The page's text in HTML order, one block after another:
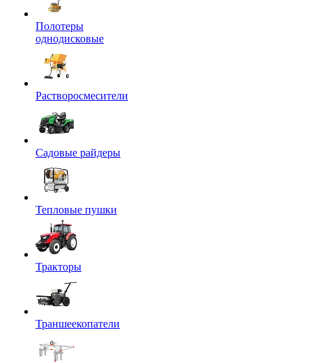
Полотеры
однодисковые
Растворосмесители
Садовые райдеры
Тепловые пушки
Тракторы
Траншеекопатели